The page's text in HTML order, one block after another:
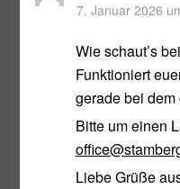
7. Januar 2026
Wie schaut’s
Funktioniert
gerade bei
Bitte um einen
Liebe Grüße